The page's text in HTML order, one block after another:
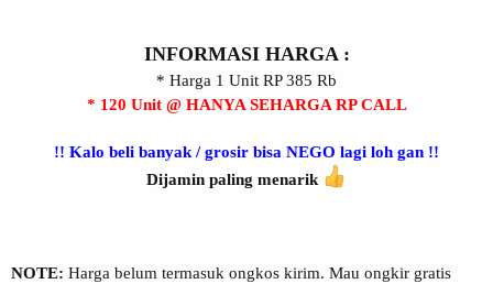
INFORMASI HARGA :
* Harga 1 Unit RP 385 Rb
* 120 Unit @ HANYA SEHARGA RP CALL
!! Kalo beli banyak / grosir bisa NEGO lagi loh gan !!
Dijamin paling menarik
NOTE: Harga belum termasuk ongkos kirim. Mau ongkir gratis